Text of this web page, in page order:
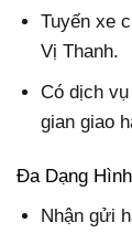
Tuyến xe
Vị Thanh.
Có dịch
gian giao
Đa Dạng
Nhận gửi